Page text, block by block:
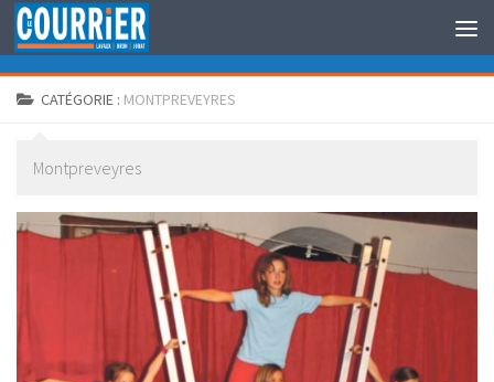
Au dessous du contenu
CATÉGORIE : MONTPREVEYRES
Montpreveyres